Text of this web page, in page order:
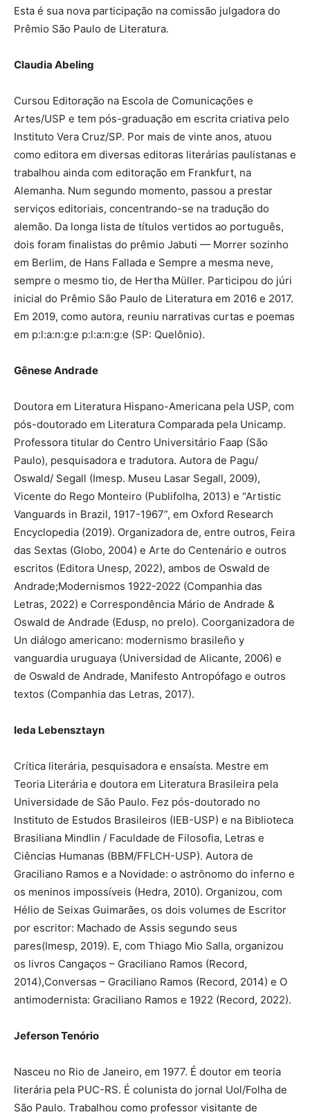
Esta é sua nova participação na comissão julgadora do
Prêmio São Paulo de Literatura.
Claudia Abeling
Cursou Editoração na Escola de Comunicações e
Artes/USP e tem pós-graduação em escrita criativa pelo
Instituto Vera Cruz/SP. Por mais de vinte anos, atuou
como editora em diversas editoras literárias paulistanas e
trabalhou ainda com editoração em Frankfurt, na
Alemanha. Num segundo momento, passou a prestar
serviços editoriais, concentrando-se na tradução do
alemão. Da longa lista de títulos vertidos ao português,
dois foram finalistas do prêmio Jabuti — Morrer sozinho
em Berlim, de Hans Fallada e Sempre a mesma neve,
sempre o mesmo tio, de Hertha Müller. Participou do júri
inicial do Prêmio São Paulo de Literatura em 2016 e 2017.
Em 2019, como autora, reuniu narrativas curtas e poemas
em p:l:a:n:g:e p:l:a:n:g:e (SP: Quelônio).
Gênese Andrade
Doutora em Literatura Hispano-Americana pela USP, com
pós-doutorado em Literatura Comparada pela Unicamp.
Professora titular do Centro Universitário Faap (São
Paulo), pesquisadora e tradutora. Autora de Pagu/
Oswald/ Segall (Imesp. Museu Lasar Segall, 2009),
Vicente do Rego Monteiro (Publifolha, 2013) e “Artistic
Vanguards in Brazil, 1917-1967”, em Oxford Research
Encyclopedia (2019). Organizadora de, entre outros, Feira
das Sextas (Globo, 2004) e Arte do Centenário e outros
escritos (Editora Unesp, 2022), ambos de Oswald de
Andrade;Modernismos 1922-2022 (Companhia das
Letras, 2022) e Correspondência Mário de Andrade &
Oswald de Andrade (Edusp, no prelo). Coorganizadora de
Un diálogo americano: modernismo brasileño y
vanguardia uruguaya (Universidad de Alicante, 2006) e
de Oswald de Andrade, Manifesto Antropófago e outros
textos (Companhia das Letras, 2017).
Ieda Lebensztayn
Crítica literária, pesquisadora e ensaísta. Mestre em
Teoria Literária e doutora em Literatura Brasileira pela
Universidade de São Paulo. Fez pós-doutorado no
Instituto de Estudos Brasileiros (IEB-USP) e na Biblioteca
Brasiliana Mindlin / Faculdade de Filosofia, Letras e
Ciências Humanas (BBM/FFLCH-USP). Autora de
Graciliano Ramos e a Novidade: o astrônomo do inferno e
os meninos impossíveis (Hedra, 2010). Organizou, com
Hélio de Seixas Guimarães, os dois volumes de Escritor
por escritor: Machado de Assis segundo seus
pares(Imesp, 2019). E, com Thiago Mio Salla, organizou
os livros Cangaços – Graciliano Ramos (Record,
2014),Conversas – Graciliano Ramos (Record, 2014) e O
antimodernista: Graciliano Ramos e 1922 (Record, 2022).
Jeferson Tenório
Nasceu no Rio de Janeiro, em 1977. É doutor em teoria
literária pela PUC-RS. É colunista do jornal Uol/Folha de
São Paulo. Trabalhou como professor visitante de